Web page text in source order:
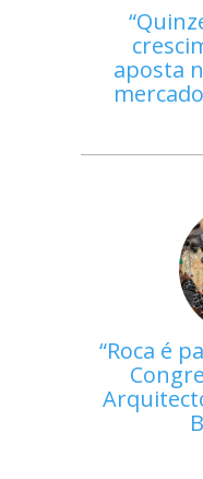
aposta
Roca é